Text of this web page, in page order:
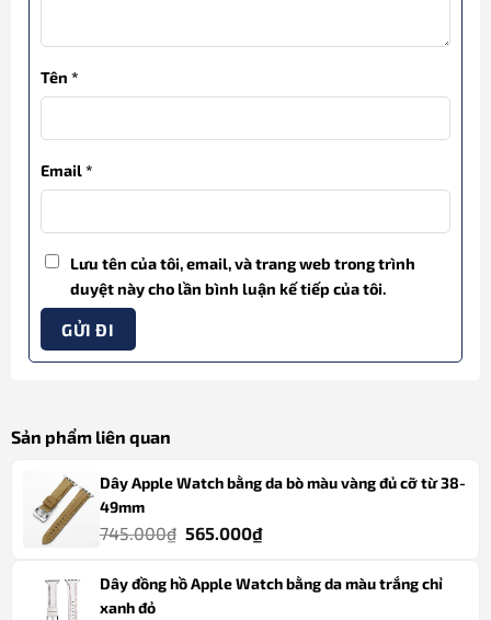
Tên *
Email*
Lưu tên của tôi, email, và trang web trong trình
duyệt này cho lần bình luận kế tiếp của tôi.
Sản phẩm liên quan
Dây Apple Watch bằng da bò màu vàng đủ cỡ từ 38-
49mm
745.000₫ Giá
là:
565.000₫Giá
tại
Dây đồng hồ Apple Watch bằng da màu trắng chỉ
xanh đỏ